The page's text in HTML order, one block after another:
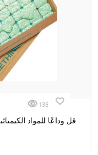
133
قل وداعًا للمواد